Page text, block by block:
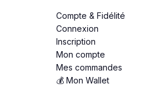
Compte & Fidélité
Connexion
Inscription
Mon compte
Mes commandes
💰 Mon Wallet